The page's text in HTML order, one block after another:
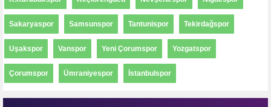
Sakaryaspor Samsunspor Tantunispor Tekirdağspor
Uşakspor Vanspor Yeni Çorumspor Yozgatspor
Çorumspor Ümraniyespor İstanbulspor